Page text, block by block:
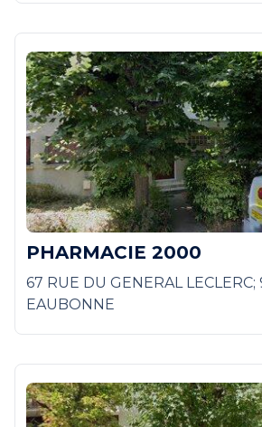
PHARMACIE 2000
67 RUE DU GENERAL LECLERC;
EAUBONNE